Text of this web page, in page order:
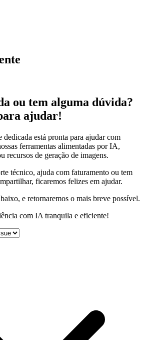
ou tem alguma dúvida?
ajudar!
dedicada está pronta para ajudar com
ferramentas alimentadas por IA,
recursos de geração de imagens.
técnico, ajuda com faturamento ou tem
ficaremos felizes em ajudar.
e retornaremos o mais breve possível.
com IA tranquila e eficiente!